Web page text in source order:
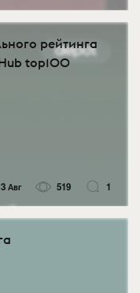
рейтинга
top100
3 Авг 519 1